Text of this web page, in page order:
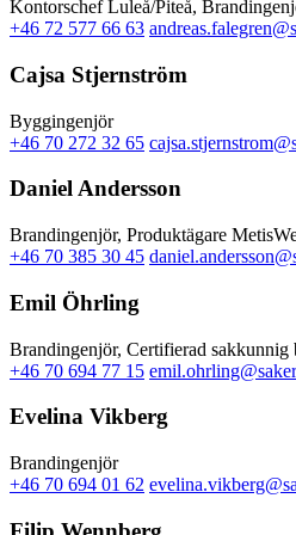
Kontorschef Luleå/Piteå,
+46 72 577 66 63
Cajsa Stjernström
Byggingenjör
+46 70 272 32 65
Daniel Andersson
Brandingenjör, Produktägare
+46 70 385 30 45
Emil Öhrling
Brandingenjör, Certifierad sakkunnig
+46 70 694 77 15
Evelina Vikberg
Brandingenjör
+46 70 694 01 62